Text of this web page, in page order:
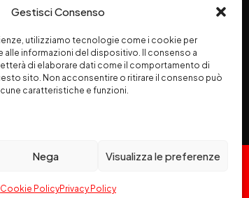
Gestisci Consenso
utilizziamo tecnologie come i cookie per
informazioni del dispositivo. Il consenso a
di elaborare dati come il comportamento di
sito. Non acconsentire o ritirare il consenso può
caratteristiche e funzioni.
Nega Visualizza le preferenze
Cookie PolicyPrivacy Policy
10683390156